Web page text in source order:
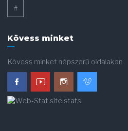
#
Kövess minket
Kövess minket népszerű oldalakon